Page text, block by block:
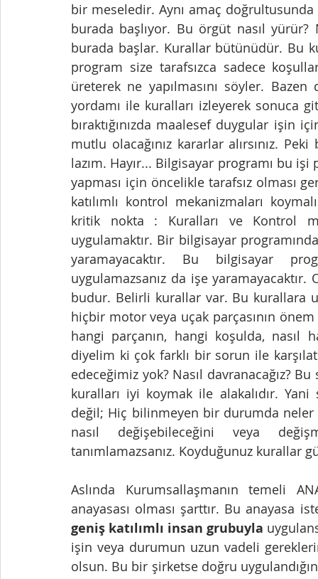
bir meseledir. Aynı amaç
burada başlıyor. Bu örgüt nasıl
burada başlar. Kurallar bütünüdür. Bu
program size tarafsızca sadece
üreterek ne yapılmasını söyler. Bazen
yordamı ile kuralları izleyerek sonuca
bıraktığınızda maalesef duygular işin
mutlu olacağınız kararlar alırsınız.
lazım. Hayır... Bilgisayar programı bu
yapması için öncelikle tarafsız olması
katılımlı kontrol mekanizmaları
kritik nokta : Kuralları ve Kontrol
uygulamaktır. Bir bilgisayar
yaramayacaktır. Bu bilgisayar
uygulamazsanız da işe
budur. Belirli kurallar var. Bu kurallara
hiçbir motor veya uçak parçasının
hangi parçanın, hangi koşulda, nasıl
diyelim ki çok farklı bir sorun ile
edeceğimiz yok? Nasıl davranacağız?
kuralları iyi koymak ile alakalıdır.
değil; Hiç bilinmeyen bir durumda neler
nasıl değişebileceğini veya
tanımlamazsanız. Koyduğunuz kurallar
Aslında Kurumsallaşmanın temeli
anayasası olması şarttır. Bu anayasa
geniş katılımlı insan grubuyla
işin veya durumun uzun vadeli
olsun. Bu bir şirketse doğru